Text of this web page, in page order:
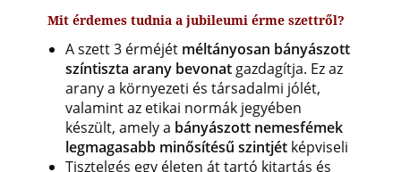
Mit érdemes tudnia a jubileumi érme szettről?
A szett 3 érméjét méltányosan bányászott
színtiszta arany bevonat gazdagítja. Ez az
arany a környezeti és társadalmi jólét,
valamint az etikai normák jegyében
készült, amely a bányászott nemesfémek
legmagasabb minősítésű szintjét képviseli
Tisztelgés egy életen át tartó kitartás és